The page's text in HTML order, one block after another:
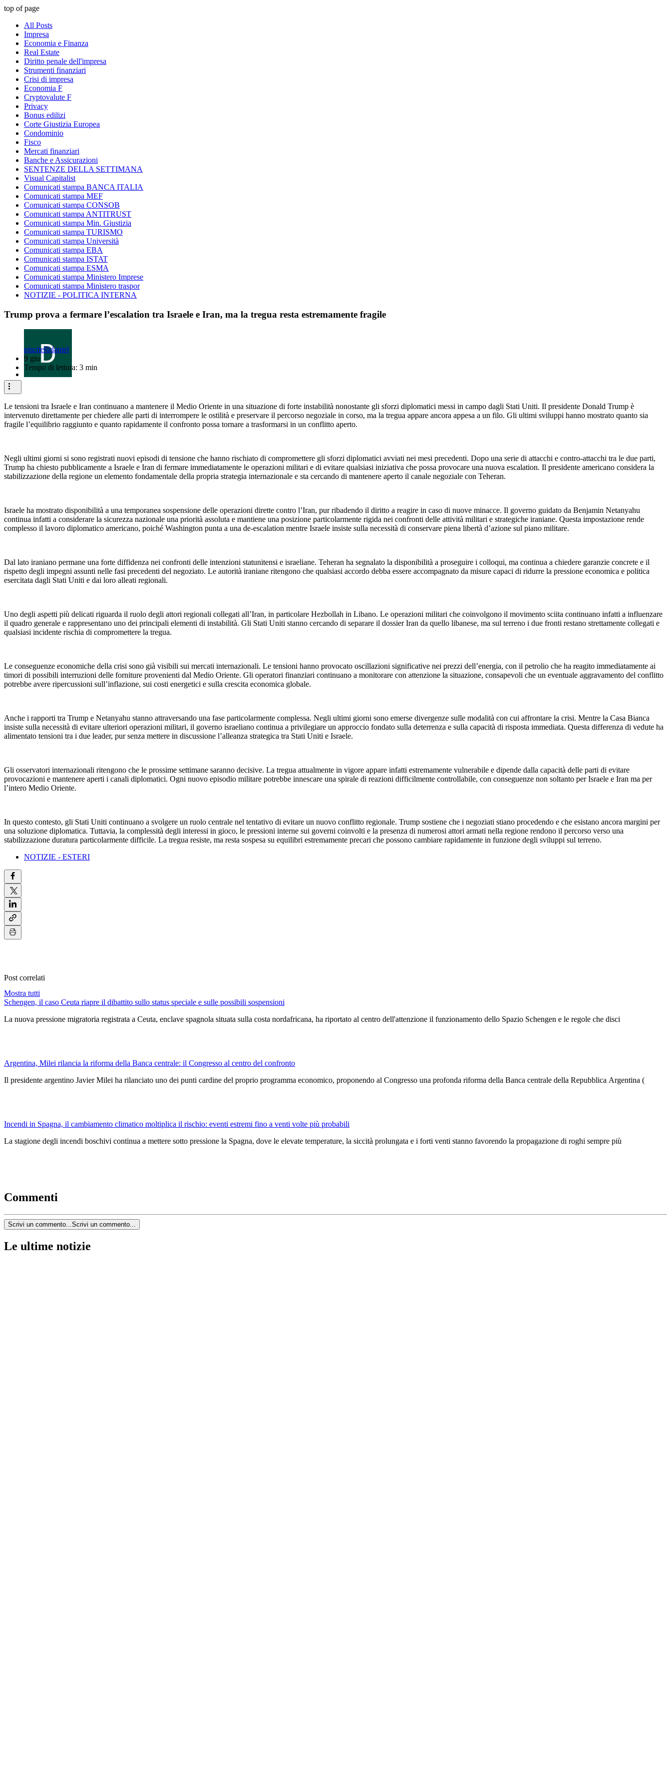
top of page
All Posts
Impresa
Economia e Finanza
Real Estate
Diritto penale dell'impresa
Strumenti finanziari
Crisi di impresa
Economia F
Cryptovalute F
Privacy
Bonus edilizi
Corte Giustizia Europea
Condominio
Fisco
Mercati finanziari
Banche e Assicurazioni
SENTENZE DELLA SETTIMANA
Visual Capitalist
Comunicati stampa BANCA ITALIA
Comunicati stampa MEF
Comunicati stampa CONSOB
Comunicati stampa ANTITRUST
Comunicati stampa Min. Giustizia
Comunicati stampa TURISMO
Comunicati stampa Università
Comunicati stampa EBA
Comunicati stampa ISTAT
Comunicati stampa ESMA
Comunicati stampa Ministero Imprese
Comunicati stampa Ministero traspor
NOTIZIE - POLITICA INTERNA
Trump prova a fermare l’escalation tra Israele e Iran, ma la tregua resta estremamente fragile
piscitellidaniel
9 giu
Tempo di lettura: 3 min
Le tensioni tra Israele e Iran continuano a mantenere il Medio Oriente in una situazione di forte instabilità nonostante gli sforzi diplomatici messi in campo dagli Stati Uniti. Il presidente Donald Trump è
intervenuto direttamente per chiedere alle parti di interrompere le ostilità e preservare il percorso negoziale in corso, ma la tregua appare ancora appesa a un filo. Gli ultimi sviluppi hanno mostrato quanto sia
fragile l’equilibrio raggiunto e quanto rapidamente il confronto possa tornare a trasformarsi in un conflitto aperto.
Negli ultimi giorni si sono registrati nuovi episodi di tensione che hanno rischiato di compromettere gli sforzi diplomatici avviati nei mesi precedenti. Dopo una serie di attacchi e contro-attacchi tra le due parti,
Trump ha chiesto pubblicamente a Israele e Iran di fermare immediatamente le operazioni militari e di evitare qualsiasi iniziativa che possa provocare una nuova escalation. Il presidente americano considera la
stabilizzazione della regione un elemento fondamentale della propria strategia internazionale e sta cercando di mantenere aperto il canale negoziale con Teheran.
Israele ha mostrato disponibilità a una temporanea sospensione delle operazioni dirette contro l’Iran, pur ribadendo il diritto a reagire in caso di nuove minacce. Il governo guidato da Benjamin Netanyahu
continua infatti a considerare la sicurezza nazionale una priorità assoluta e mantiene una posizione particolarmente rigida nei confronti delle attività militari e strategiche iraniane. Questa impostazione rende
complesso il lavoro diplomatico americano, poiché Washington punta a una de-escalation mentre Israele insiste sulla necessità di conservare piena libertà d’azione sul piano militare.
Dal lato iraniano permane una forte diffidenza nei confronti delle intenzioni statunitensi e israeliane. Teheran ha segnalato la disponibilità a proseguire i colloqui, ma continua a chiedere garanzie concrete e il
rispetto degli impegni assunti nelle fasi precedenti del negoziato. Le autorità iraniane ritengono che qualsiasi accordo debba essere accompagnato da misure capaci di ridurre la pressione economica e politica
esercitata dagli Stati Uniti e dai loro alleati regionali.
Uno degli aspetti più delicati riguarda il ruolo degli attori regionali collegati all’Iran, in particolare Hezbollah in Libano. Le operazioni militari che coinvolgono il movimento sciita continuano infatti a influenzare
il quadro generale e rappresentano uno dei principali elementi di instabilità. Gli Stati Uniti stanno cercando di separare il dossier Iran da quello libanese, ma sul terreno i due fronti restano strettamente collegati e
qualsiasi incidente rischia di compromettere la tregua.
Le conseguenze economiche della crisi sono già visibili sui mercati internazionali. Le tensioni hanno provocato oscillazioni significative nei prezzi dell’energia, con il petrolio che ha reagito immediatamente ai
timori di possibili interruzioni delle forniture provenienti dal Medio Oriente. Gli operatori finanziari continuano a monitorare con attenzione la situazione, consapevoli che un eventuale aggravamento del conflitto
potrebbe avere ripercussioni sull’inflazione, sui costi energetici e sulla crescita economica globale.
Anche i rapporti tra Trump e Netanyahu stanno attraversando una fase particolarmente complessa. Negli ultimi giorni sono emerse divergenze sulle modalità con cui affrontare la crisi. Mentre la Casa Bianca
insiste sulla necessità di evitare ulteriori operazioni militari, il governo israeliano continua a privilegiare un approccio fondato sulla deterrenza e sulla capacità di risposta immediata. Questa differenza di vedute ha
alimentato tensioni tra i due leader, pur senza mettere in discussione l’alleanza strategica tra Stati Uniti e Israele.
Gli osservatori internazionali ritengono che le prossime settimane saranno decisive. La tregua attualmente in vigore appare infatti estremamente vulnerabile e dipende dalla capacità delle parti di evitare
provocazioni e mantenere aperti i canali diplomatici. Ogni nuovo episodio militare potrebbe innescare una spirale di reazioni difficilmente controllabile, con conseguenze non soltanto per Israele e Iran ma per
l’intero Medio Oriente.
In questo contesto, gli Stati Uniti continuano a svolgere un ruolo centrale nel tentativo di evitare un nuovo conflitto regionale. Trump sostiene che i negoziati stiano procedendo e che esistano ancora margini per
una soluzione diplomatica. Tuttavia, la complessità degli interessi in gioco, le pressioni interne sui governi coinvolti e la presenza di numerosi attori armati nella regione rendono il percorso verso una
stabilizzazione duratura particolarmente difficile. La tregua resiste, ma resta sospesa su equilibri estremamente precari che possono cambiare rapidamente in funzione degli sviluppi sul terreno.
NOTIZIE - ESTERI
Post correlati
Mostra tutti
Schengen, il caso Ceuta riapre il dibattito sullo status speciale e sulle possibili sospensioni
La nuova pressione migratoria registrata a Ceuta, enclave spagnola situata sulla costa nordafricana, ha riportato al centro dell'attenzione il funzionamento dello Spazio Schengen e le regole che disci
Argentina, Milei rilancia la riforma della Banca centrale: il Congresso al centro del confronto
Il presidente argentino Javier Milei ha rilanciato uno dei punti cardine del proprio programma economico, proponendo al Congresso una profonda riforma della Banca centrale della Repubblica Argentina (
Incendi in Spagna, il cambiamento climatico moltiplica il rischio: eventi estremi fino a venti volte più probabili
La stagione degli incendi boschivi continua a mettere sotto pressione la Spagna, dove le elevate temperature, la siccità prolungata e i forti venti stanno favorendo la propagazione di roghi sempre più
Commenti
Scrivi un commento... Scrivi un commento...
Le ultime notizie